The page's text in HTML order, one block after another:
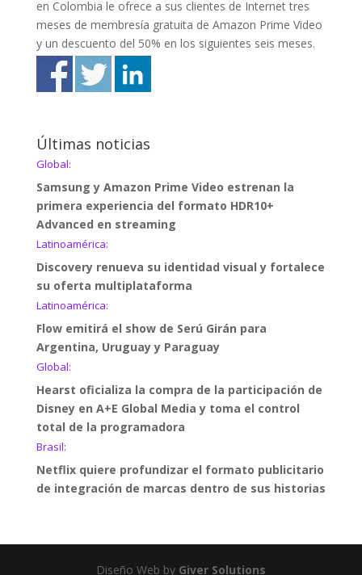
en Colombia le ofrece a sus clientes de Internet tres
meses de membresía gratuita de Amazon Prime Video
y un descuento del 50% en los siguientes seis meses.
Últimas noticias
Global:
Samsung y Amazon Prime Video estrenan la
primera experiencia del formato HDR10+
Advanced en streaming
Latinoamérica:
Discovery renueva su identidad visual y fortalece
su oferta multiplataforma
Latinoamérica:
Flow emitirá el show de Serú Girán para
Argentina, Uruguay y Paraguay
Global:
Hearst oficializa la compra de la participación de
Disney en A+E Global Media y toma el control
total de la programadora
Brasil:
Netflix quiere profundizar el formato publicitario
de integración de marcas dentro de sus historias
Diseño Web by Giver Solutions